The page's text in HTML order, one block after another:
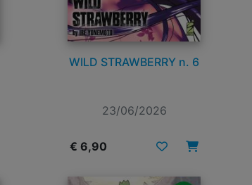
WILD STRAWBERRY n. 6
23/06/2026
€ 6,90